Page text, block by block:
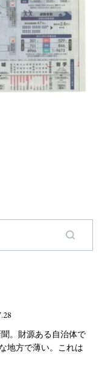
。財源ある自治体で
地方で薄い。これは